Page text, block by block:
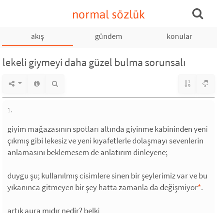
normal sözlük
akış gündem konular
lekeli giymeyi daha güzel bulma sorunsalı
1.
giyim mağazasının spotları altında giyinme kabininden yeni
çıkmış gibi lekesiz ve yeni kıyafetlerle dolaşmayı sevenlerin
anlamasını beklemesem de anlatırım dinleyene;
duygu şu; kullanılmış cisimlere sinen bir şeylerimiz var ve bu
yıkanınca gitmeyen bir şey hatta zamanla da değişmiyor*.
artık aura mıdır nedir? belki